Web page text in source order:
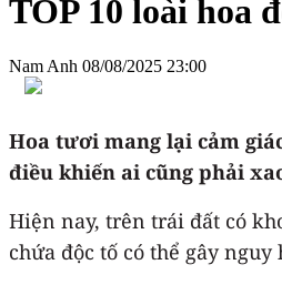
TOP 10 loài hoa
Nam Anh 08/08/2025 23:00
Hoa tươi mang lại cảm
điều khiến ai cũng phải
Hiện nay, trên trái đất có
chứa độc tố có thể gây